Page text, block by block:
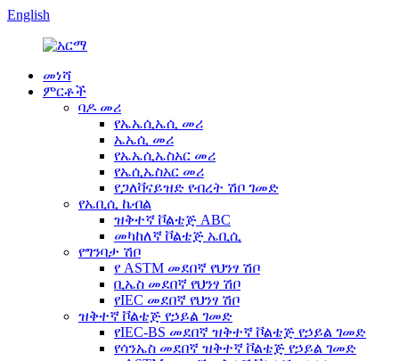
English
መነሻ
ምርቶች
ባዶ መሪ
የኤኤሲኤሲ መሪ
ኤኤሲ መሪ
የኤኤሲኤስአር መሪ
የኤሲኤስአር መሪ
የጋለቫናይዝድ የብረት ሽቦ ገመድ
የኤቢሲ ኬብል
ዝቅተኛ ቮልቴጅ ABC
መካከለኛ ቮልቴጅ ኤቢሲ
የግንባታ ሽቦ
የ ASTM መደበኛ የህንፃ ሽቦ
ቢኤስ መደበኛ የህንፃ ሽቦ
የIEC መደበኛ የህንፃ ሽቦ
ዝቅተኛ ቮልቴጅ የኃይል ገመድ
የIEC-BS መደበኛ ዝቅተኛ ቮልቴጅ የኃይል ገመድ
የሳንኤስ መደበኛ ዝቅተኛ ቮልቴጅ የኃይል ገመድ